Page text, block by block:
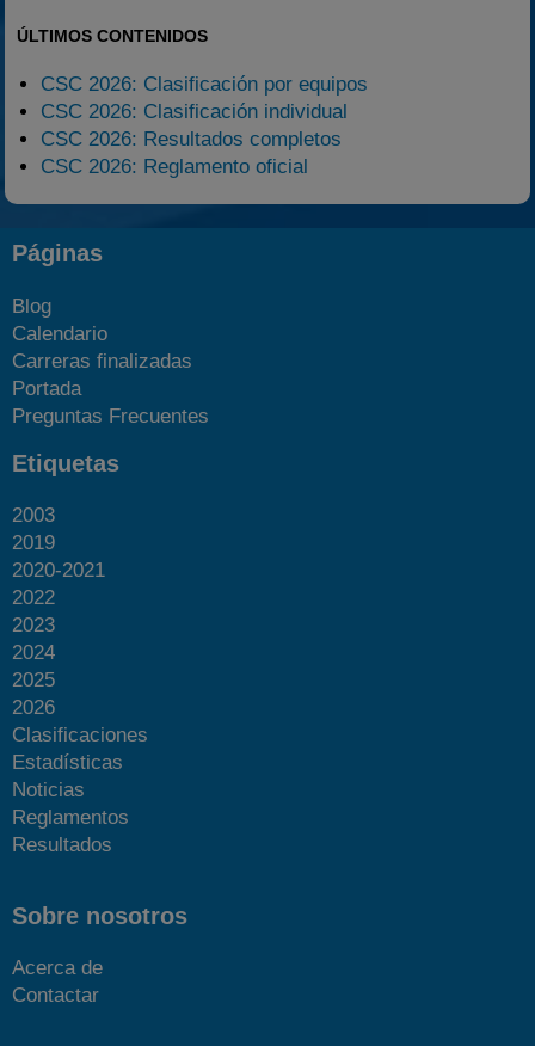
ÚLTIMOS CONTENIDOS
CSC 2026: Clasificación por equipos
CSC 2026: Clasificación individual
CSC 2026: Resultados completos
CSC 2026: Reglamento oficial
Páginas
Blog
Calendario
Carreras finalizadas
Portada
Preguntas Frecuentes
Etiquetas
2003
2019
2020-2021
2022
2023
2024
2025
2026
Clasificaciones
Estadísticas
Noticias
Reglamentos
Resultados
Sobre nosotros
Acerca de
Contactar